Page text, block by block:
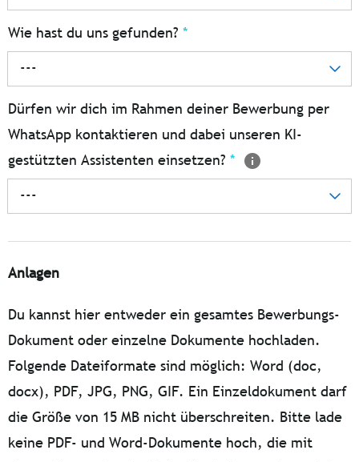
Wie hast du uns gefunden? *
---
Dürfen wir dich im Rahmen deiner Bewerbung per
WhatsApp kontaktieren und dabei unseren KI-
gestützten Assistenten einsetzen? *
---
Anlagen
Du kannst hier entweder ein gesamtes Bewerbungs-
Dokument oder einzelne Dokumente hochladen.
Folgende Dateiformate sind möglich: Word (doc,
docx), PDF, JPG, PNG, GIF. Ein Einzeldokument darf
die Größe von 15 MB nicht überschreiten. Bitte lade
keine PDF- und Word-Dokumente hoch, die mit